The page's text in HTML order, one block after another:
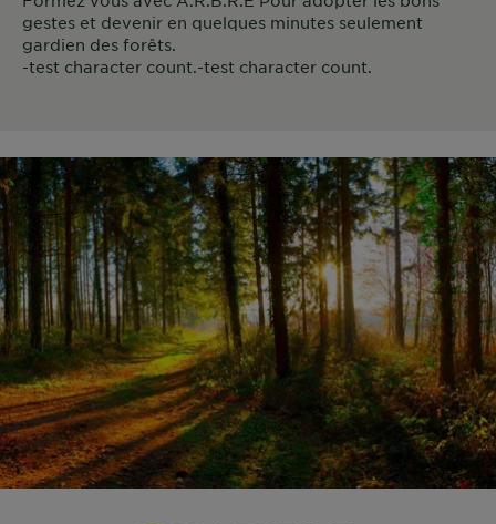
gestes et devenir en quelques minutes seulement
gardien des forêts.
-test character count.-test character count.